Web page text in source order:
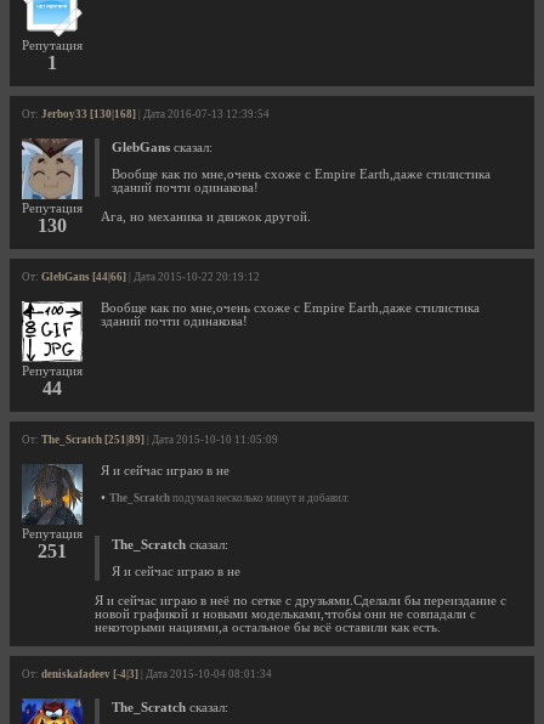
Репутация
1
От: Jerboy33 [130|168] | Дата 2016-07-13 12:39:54
Репутация
130
GlebGans сказал:
Вообще как по мне,очень схоже с Empire Earth,даже стилистика
зданий почти одинакова!
Ага, но механика и движок другой.
От: GlebGans [44|66] | Дата 2015-10-22 20:19:12
Репутация
44
Вообще как по мне,очень схоже с Empire Earth,даже стилистика
зданий почти одинакова!
От: The_Scratch [251|89] | Дата 2015-10-10 11:05:09
Репутация
251
Я и сейчас играю в не
• The_Scratch подумал несколько минут и добавил:
The_Scratch сказал:
Я и сейчас играю в не
Я и сейчас играю в неё по сетке с друзьями.Сделали бы переиздание с
новой графикой и новыми модельками,чтобы они не совпадали с
некоторыми нациями,а остальное бы всё оставили как есть.
От: deniskafadeev [-4|3] | Дата 2015-10-04 08:01:34
The_Scratch сказал: